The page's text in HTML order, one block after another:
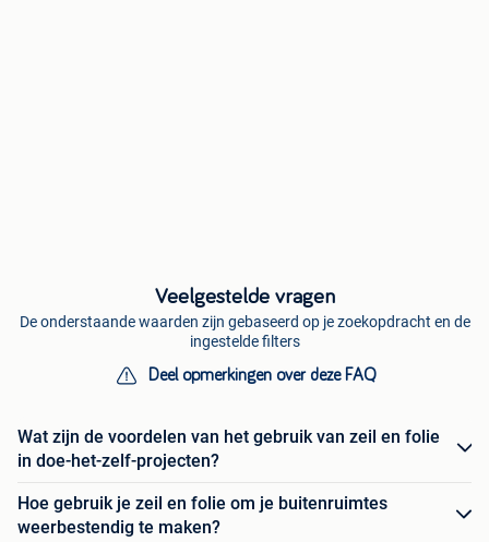
Veelgestelde vragen
De onderstaande waarden zijn gebaseerd op je zoekopdracht en de
ingestelde filters
Deel opmerkingen over deze FAQ
Wat zijn de voordelen van het gebruik van zeil en folie
in doe-het-zelf-projecten?
Hoe gebruik je zeil en folie om je buitenruimtes
weerbestendig te maken?